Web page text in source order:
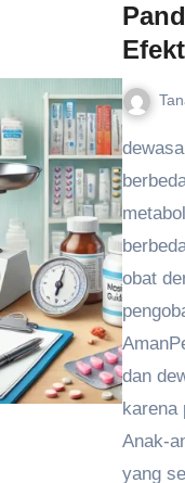
obat
dan
karena
Anak-
yang